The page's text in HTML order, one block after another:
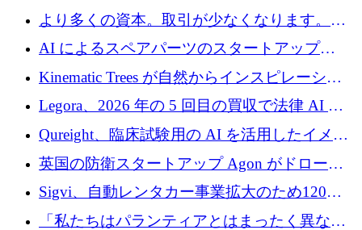
ークの構築に 650 万ドルを調達
より多くの資本。取引が少なくなります。
2026 年上半期がヨーロッパのテクノロジーに
ついて語ること
AI によるスペアパーツのスタートアップ
Intropy が 1,100 万ドルを調達
Kinematic Trees が自然からインスピレーショ
ンを得たロボット ソフトウェアを拡張するた
めに 58 万 5,000 ポンドを調達
Legora、2026 年の 5 回目の買収で法律 AI ス
タートアップ Wexler を買収
Qureight、臨床試験用の AI を活用したイメー
ジング プラットフォームを拡張するためにシ
リーズ B で 2,000 万ドルを確保
英国の防衛スタートアップ Agon がドローン
攻撃に対抗する仮想戦場を構築、3,000 万ドル
を調達
Sigvi、自動レンタカー事業拡大のため120万
ユーロを調達
「私たちはパランティアとはまったく異なる